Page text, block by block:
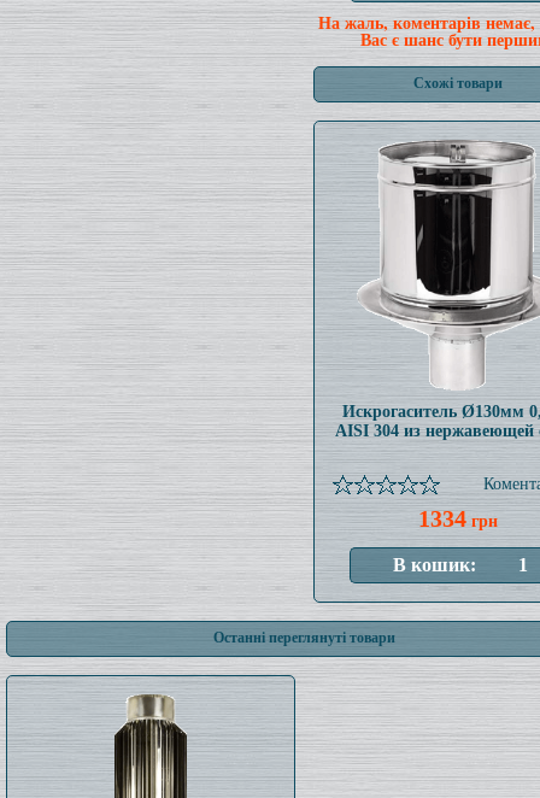
На жаль, коментарів немає,
Вас є шанс бути
Схожі товари
Искрогаситель Ø130мм
AISI 304 из нержавеющей
1334 грн
Останні переглянуті товари